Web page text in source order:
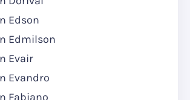
Edson
Edmilson
Evair
Evandro
Fabiano